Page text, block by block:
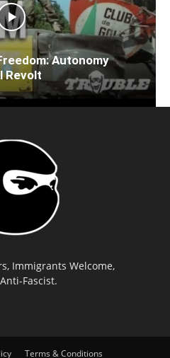
Autonomy
Revolt
Immigrants Welcome,
Fascist.
Terms & Conditions